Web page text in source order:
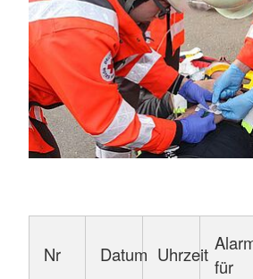
Nr Datum Uhrzeit
für